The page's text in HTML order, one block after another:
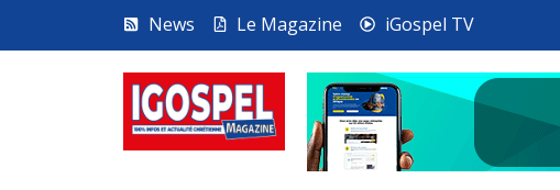
News Le Magazine iGospel TV